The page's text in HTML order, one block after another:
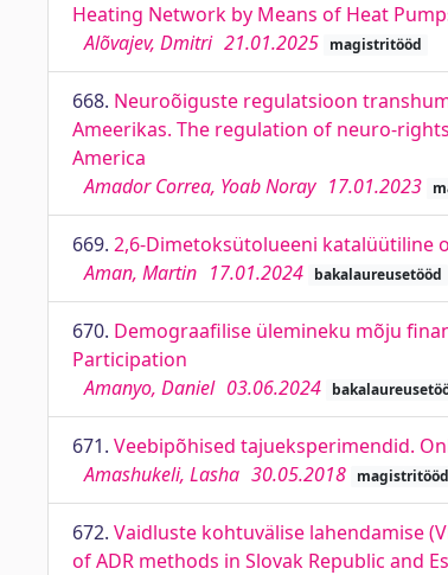
Heating Network by Means of Heat
Alõvajev, Dmitri 21.01.2025 magistritööd
668. Neuroõiguste regulatsioon
Ameerikas. The regulation of neuro-
America
Amador Correa, Yoab Noray 17.01.2023
669. 2,6-Dimetoksütolueeni katalüütiline
Aman, Martin 17.01.2024 bakalaureusetööd
670. Demograafilise ülemineku mõju
Participation
Amanyo, Daniel 03.06.2024
671. Veebipõhised tajueksperimendid.
Amashukeli, Lasha 30.05.2018 magistritööd
672. Vaidluste kohtuvälise lahendamise
of ADR methods in Slovak Republic and